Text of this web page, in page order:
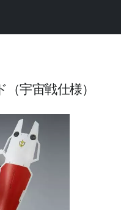
宇宙戦仕様）